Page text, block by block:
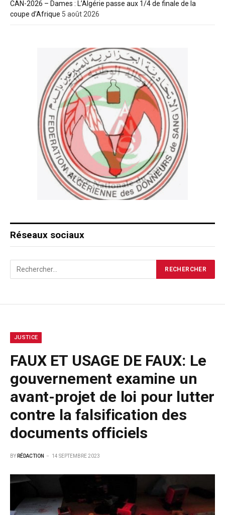
CAN-2026 – Dames : L’Algérie passe aux 1/4 de finale de la
coupe d’Afrique 5 août 2026
Réseaux sociaux
JUSTICE
FAUX ET USAGE DE FAUX: Le
gouvernement examine un
avant-projet de loi pour lutter
contre la falsification des
documents officiels
BY RÉDACTION 14 SEPTEMBRE 2023